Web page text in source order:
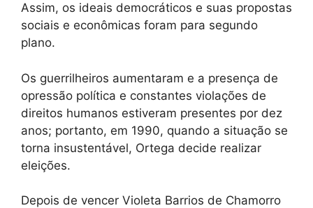
Assim, os ideais democráticos e suas propostas
sociais e econômicas foram para segundo
plano.
Os guerrilheiros aumentaram e a presença de
opressão política e constantes violações de
direitos humanos estiveram presentes por dez
anos; portanto, em 1990, quando a situação se
torna insustentável, Ortega decide realizar
eleições.
Depois de vencer Violeta Barrios de Chamorro